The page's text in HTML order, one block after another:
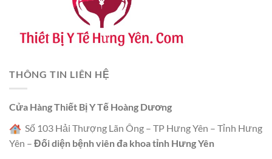
THÔNG TIN LIÊN HỆ
Cửa Hàng Thiết Bị Y Tế Hoàng Dương
Số 103 Hải Thượng Lãn Ông – TP Hưng Yên – Tỉnh Hưng
Yên – Đối diện bệnh viên đa khoa tỉnh Hưng Yên